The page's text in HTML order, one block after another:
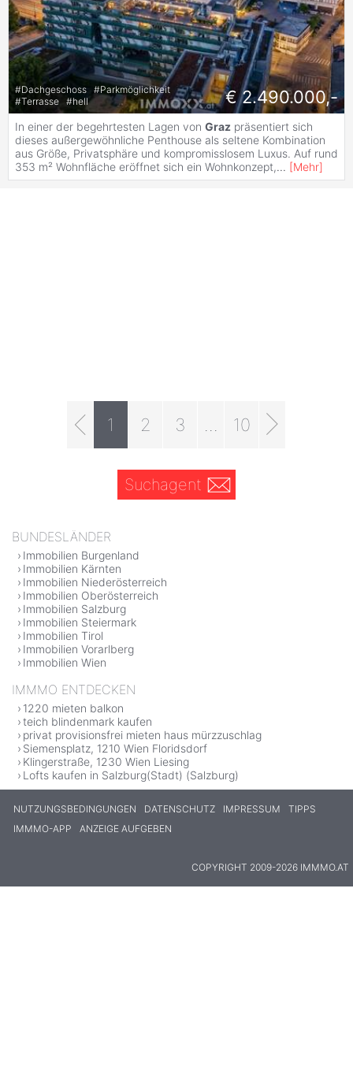
#Dachgeschoss #Parkmöglichkeit
#Terrasse #hell € 2.490.000,-
In einer der begehrtesten Lagen von Graz präsentiert sich
dieses außergewöhnliche Penthouse als seltene Kombination
aus Größe, Privatsphäre und kompromisslosem Luxus. Auf rund
353 m² Wohnfläche eröffnet sich ein Wohnkonzept,... [Mehr]
1 2 3 10
Suchagent
BUNDESLÄNDER
Immobilien Burgenland
Immobilien Kärnten
Immobilien Niederösterreich
Immobilien Oberösterreich
Immobilien Salzburg
Immobilien Steiermark
Immobilien Tirol
Immobilien Vorarlberg
Immobilien Wien
IMMMO ENTDECKEN
1220 mieten balkon
teich blindenmark kaufen
privat provisionsfrei mieten haus mürzzuschlag
Siemensplatz, 1210 Wien Floridsdorf
Klingerstraße, 1230 Wien Liesing
Lofts kaufen in Salzburg(Stadt) (Salzburg)
NUTZUNGSBEDINGUNGEN DATENSCHUTZ IMPRESSUM
TIPPS
IMMMO-APP
ANZEIGE AUFGEBEN
COPYRIGHT 2009-2026 IMMMO.AT